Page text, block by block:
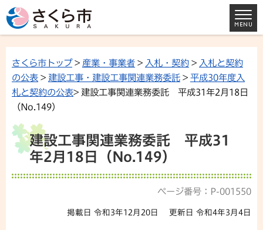
さくら市トップ> 産業・事業者 > 入札・契約 > 入札と契約
の公表 > 建設工事・建設工事関連業務委託 > 平成30年度入
札と契約の公表> 建設工事関連業務委託 平成31年2月18日
（No.149）
建設工事関連業務委託 平成31
年2月18日（No.149）
ページ番号：P-001550
掲載日 令和3年12月20日 更新日 令和4年3月4日